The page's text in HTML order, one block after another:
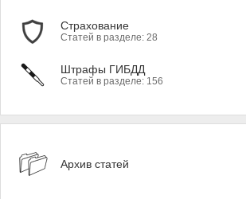
Страхование
Статей в разделе: 28
Штрафы ГИБДД
Статей в разделе: 156
Архив статей